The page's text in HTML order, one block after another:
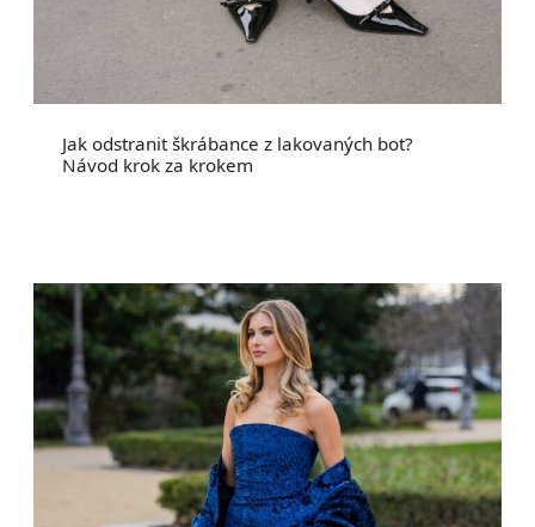
Jak odstranit škrábance z lakovaných bot?
Návod krok za krokem